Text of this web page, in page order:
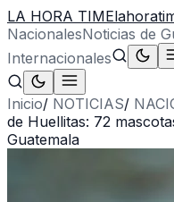
LA HORA TIME
NacionalesNoticias de
Internacionales
Inicio/ NOTICIAS/
de Huellitas: 72
Guatemala